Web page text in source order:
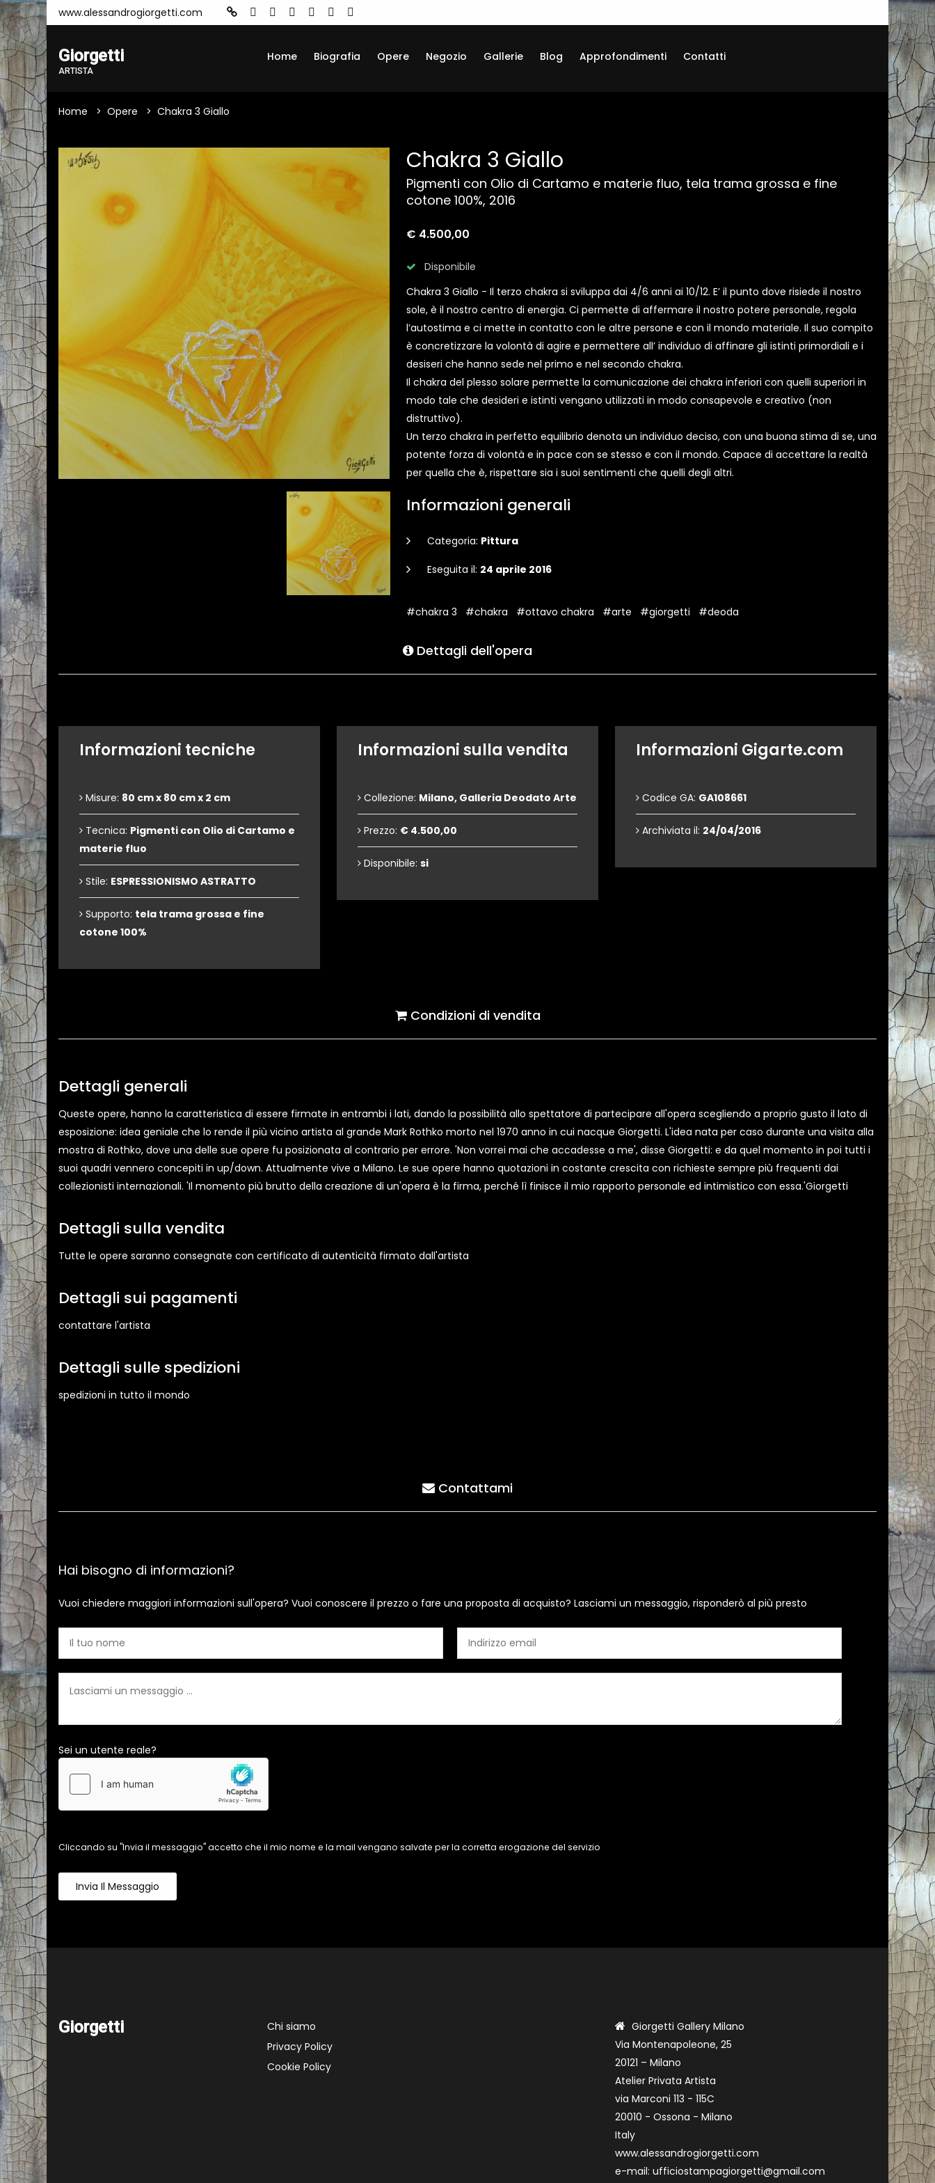
www.alessandrogiorgetti.com
Giorgetti
ARTISTA
Home Biografia Opere Negozio Gallerie Blog Approfondimenti Contatti
Home Opere Chakra 3 Giallo
Chakra 3 Giallo
Pigmenti con Olio di Cartamo e materie fluo, tela trama grossa e fine
cotone 100%, 2016
€ 4.500,00
Disponibile
Chakra 3 Giallo - Il terzo chakra si sviluppa dai 4/6 anni ai 10/12. E’ il punto dove risiede il nostro
sole, è il nostro centro di energia. Ci permette di affermare il nostro potere personale, regola
l’autostima e ci mette in contatto con le altre persone e con il mondo materiale. Il suo compito
è concretizzare la volontà di agire e permettere all’ individuo di affinare gli istinti primordiali e i
desiseri che hanno sede nel primo e nel secondo chakra.
Il chakra del plesso solare permette la comunicazione dei chakra inferiori con quelli superiori in
modo tale che desideri e istinti vengano utilizzati in modo consapevole e creativo (non
distruttivo).
Un terzo chakra in perfetto equilibrio denota un individuo deciso, con una buona stima di se, una
potente forza di volontà e in pace con se stesso e con il mondo. Capace di accettare la realtà
per quella che è, rispettare sia i suoi sentimenti che quelli degli altri.
Informazioni generali
Categoria: Pittura
Eseguita il: 24 aprile 2016
#chakra 3 #chakra #ottavo chakra #arte #giorgetti #deoda
Dettagli dell'opera
Informazioni tecniche
Misure: 80 cm x 80 cm x 2 cm
Tecnica: Pigmenti con Olio di Cartamo e
materie fluo
Stile: ESPRESSIONISMO ASTRATTO
Supporto: tela trama grossa e fine
cotone 100%
Informazioni sulla vendita
Collezione: Milano, Galleria Deodato Arte
Prezzo: € 4.500,00
Disponibile: si
Informazioni Gigarte.com
Codice GA: GA108661
Archiviata il: 24/04/2016
Condizioni di vendita
Dettagli generali
Queste opere, hanno la caratteristica di essere firmate in entrambi i lati, dando la possibilità allo spettatore di partecipare all'opera scegliendo a proprio gusto il lato di
esposizione: idea geniale che lo rende il più vicino artista al grande Mark Rothko morto nel 1970 anno in cui nacque Giorgetti. L'idea nata per caso durante una visita alla
mostra di Rothko, dove una delle sue opere fu posizionata al contrario per errore. 'Non vorrei mai che accadesse a me', disse Giorgetti: e da quel momento in poi tutti i
suoi quadri vennero concepiti in up/down. Attualmente vive a Milano. Le sue opere hanno quotazioni in costante crescita con richieste sempre più frequenti dai
collezionisti internazionali. 'Il momento più brutto della creazione di un'opera è la firma, perché lì finisce il mio rapporto personale ed intimistico con essa.'Giorgetti
Dettagli sulla vendita
Tutte le opere saranno consegnate con certificato di autenticità firmato dall'artista
Dettagli sui pagamenti
contattare l'artista
Dettagli sulle spedizioni
spedizioni in tutto il mondo
Contattami
Hai bisogno di informazioni?
Vuoi chiedere maggiori informazioni sull'opera? Vuoi conoscere il prezzo o fare una proposta di acquisto? Lasciami un messaggio, risponderò al più presto
Sei un utente reale?
Cliccando su "Invia il messaggio" accetto che il mio nome e la mail vengano salvate per la corretta erogazione del servizio
Invia Il Messaggio
Giorgetti
Chi siamo
Privacy Policy
Cookie Policy
Giorgetti Gallery Milano
Via Montenapoleone, 25
20121 – Milano
Atelier Privata Artista
via Marconi 113 - 115C
20010 - Ossona - Milano
Italy
www.alessandrogiorgetti.com
e-mail: ufficiostampagiorgetti@gmail.com